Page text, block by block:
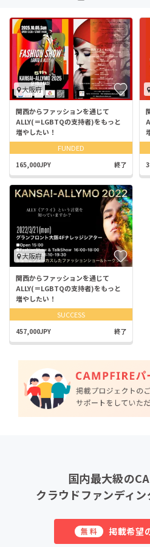
大阪府
関西からファッションを通じて
ALLY(＝LGBTQの支持者)をもっと
増やしたい！
FUNDED
165,000JPY 終了
大阪府
関西からファッションを通じて
ALLY(＝LGBTQの支持者)をもっと
増やしたい！
SUCCESS
457,000JPY 終了
国内最大級の
クラウドファンディ
無料 掲載希望